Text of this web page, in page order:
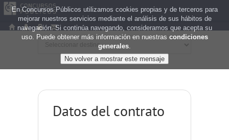
Datos del contrato
En Concursos Públicos utilizamos cookies propias y de terceros para
mejorar nuestros servicios mediante el análisis de sus hábitos de
navegación. Si continúa navegando, consideramos que acepta su
uso. Puede obtener más información en nuestras condiciones
generales.